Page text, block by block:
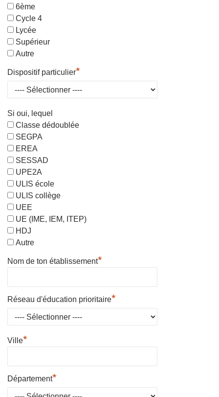
6ème
Cycle 4
Lycée
Supérieur
Autre
Dispositif particulier*
Si oui, lequel
Classe dédoublée
SEGPA
EREA
SESSAD
UPE2A
ULIS école
ULIS collège
UEE
UE (IME, IEM, ITEP)
HDJ
Autre
Nom de ton établissement*
Réseau d'éducation prioritaire*
Ville*
Département*